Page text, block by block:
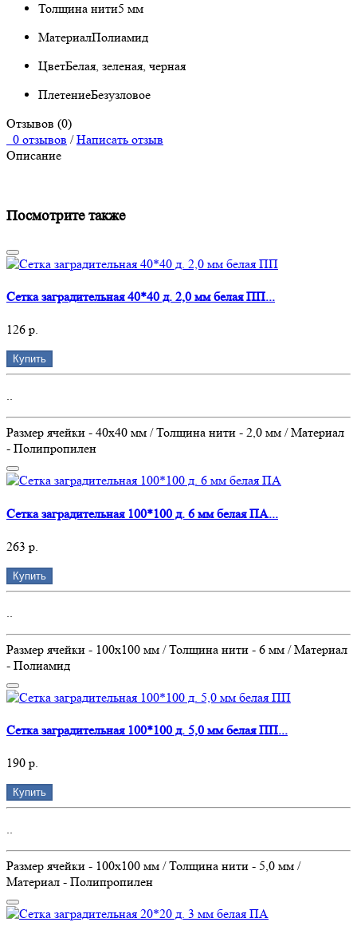
Толщина нити5 мм
МатериалПолиамид
ЦветБелая, зеленая, черная
ПлетениеБезузловое
Отзывов (0)
0 отзывов / Написать отзыв
Описание
Посмотрите также
Сетка заградительная 40*40 д. 2,0 мм белая ПП...
126 р.
Купить
..
Размер ячейки - 40х40 мм / Толщина нити - 2,0 мм / Материал
- Полипропилен
Сетка заградительная 100*100 д. 6 мм белая ПА...
263 р.
Купить
..
Размер ячейки - 100х100 мм / Толщина нити - 6 мм / Материал
- Полиамид
Сетка заградительная 100*100 д. 5,0 мм белая ПП...
190 р.
Купить
..
Размер ячейки - 100х100 мм / Толщина нити - 5,0 мм /
Материал - Полипропилен